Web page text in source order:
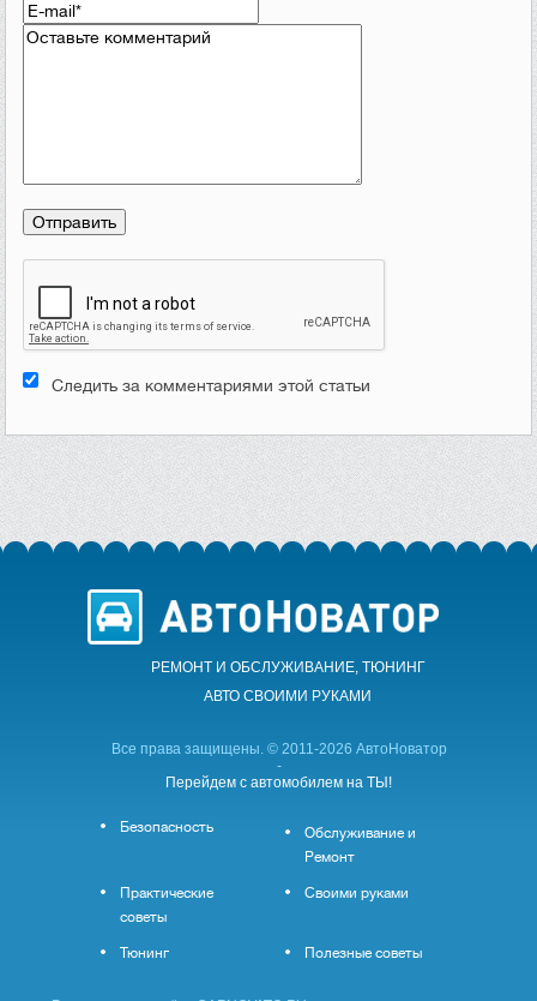
Следить за комментариями этой статьи
РЕМОНТ И ОБСЛУЖИВАНИЕ, ТЮНИНГ
АВТО CВОИМИ РУКАМИ
Все права защищены. © 2011-2026 АвтоНоватор
-
Перейдем с автомобилем на ТЫ!
Безопасность
Обслуживание и
Ремонт
Практические
советы
Своими руками
Тюнинг Полезные советы